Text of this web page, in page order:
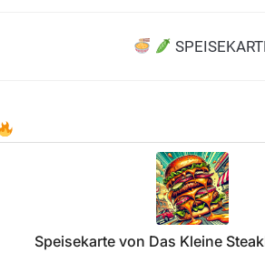
Speisekarte von Das Kleine